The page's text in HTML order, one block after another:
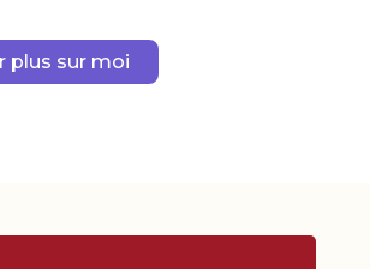
plus sur moi